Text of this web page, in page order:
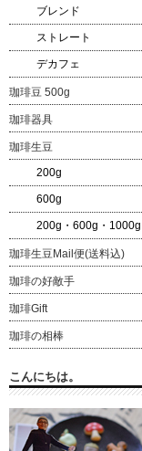
ブレンド
ストレート
デカフェ
珈琲豆 500g
珈琲器具
珈琲生豆
200g
600g
200g・600g・1000g
珈琲生豆Mail便(送料込)
珈琲の好敵手
珈琲Gift
珈琲の相棒
こんにちは。